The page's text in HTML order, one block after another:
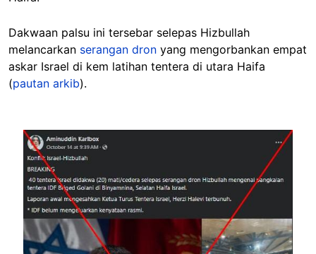
Dakwaan palsu ini tersebar selepas Hizbullah
melancarkan serangan dron yang mengorbankan empat
askar Israel di kem latihan tentera di utara Haifa
(pautan arkib).
Image